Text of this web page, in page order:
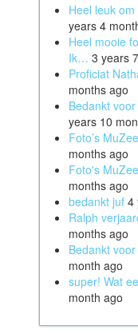
Heel leuk
years 4
Heel mooie
Ik… 3 years
Proficiat
months ago
Bedankt
years 10
Foto’s MuZee
months ago
Foto's MuZee
months ago
bedankt juf 4
Ralph
months ago
Bedankt
month ago
super! Wat
month ago